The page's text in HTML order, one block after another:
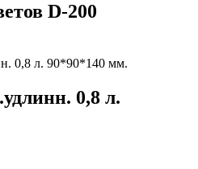
D-200
0,8 л.